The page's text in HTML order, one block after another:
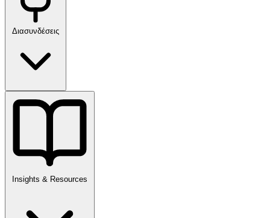
Διασυνδέσεις
Insights & Resources